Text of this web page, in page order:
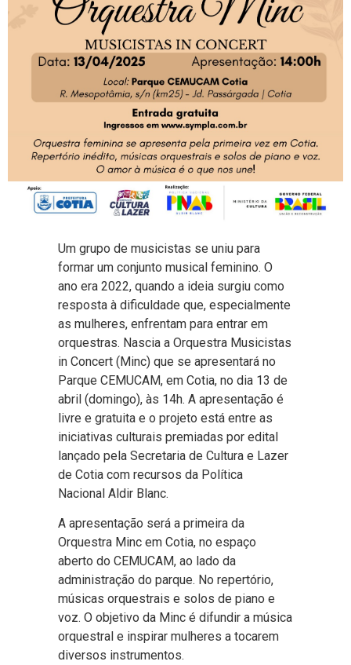
Um grupo de musicistas se uniu para
formar um conjunto musical feminino. O
ano era 2022, quando a ideia surgiu como
resposta à dificuldade que, especialmente
as mulheres, enfrentam para entrar em
orquestras. Nascia a Orquestra Musicistas
in Concert (Minc) que se apresentará no
Parque CEMUCAM, em Cotia, no dia 13 de
abril (domingo), às 14h. A apresentação é
livre e gratuita e o projeto está entre as
iniciativas culturais premiadas por edital
lançado pela Secretaria de Cultura e Lazer
de Cotia com recursos da Política
Nacional Aldir Blanc.
A apresentação será a primeira da
Orquestra Minc em Cotia, no espaço
aberto do CEMUCAM, ao lado da
administração do parque. No repertório,
músicas orquestrais e solos de piano e
voz. O objetivo da Minc é difundir a música
orquestral e inspirar mulheres a tocarem
diversos instrumentos.